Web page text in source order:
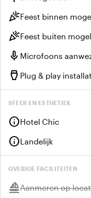
celebrationFeest binnen
celebrationFeest buiten
mic Microfoons
settings_input_hdmi Plug & play
SFEER EN ESTHETIEK
infoHotel Chic
infoLandelijk
OVERIGE FACILITEITEN
sailingNiet beschikbaar:
Aanmeren op